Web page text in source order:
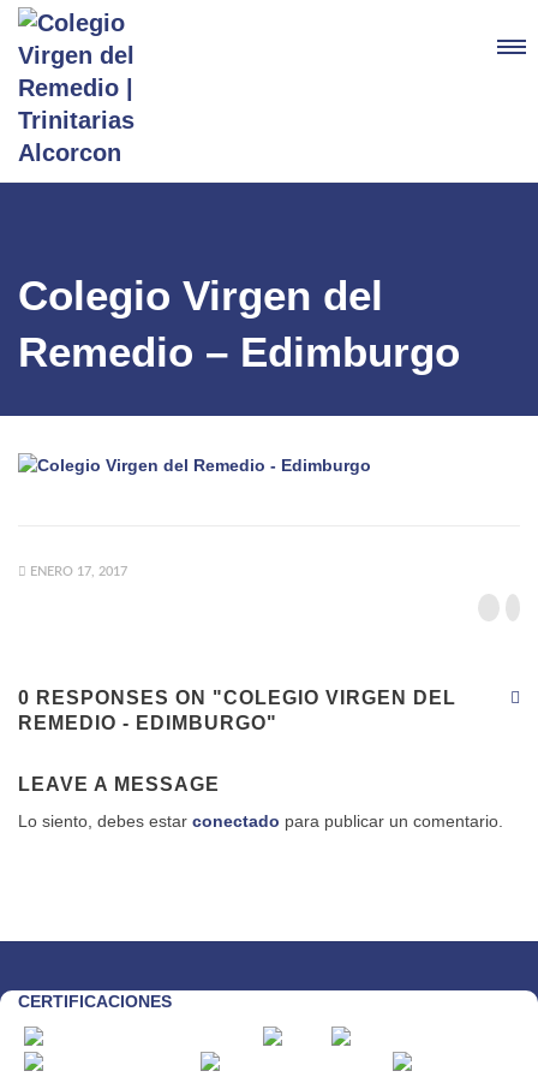
Colegio Virgen del
Remedio – Edimburgo
ENERO 17, 2017
0 RESPONSES ON "COLEGIO VIRGEN DEL
REMEDIO - EDIMBURGO"
LEAVE A MESSAGE
Lo siento, debes estar conectado para publicar un comentario.
CERTIFICACIONES